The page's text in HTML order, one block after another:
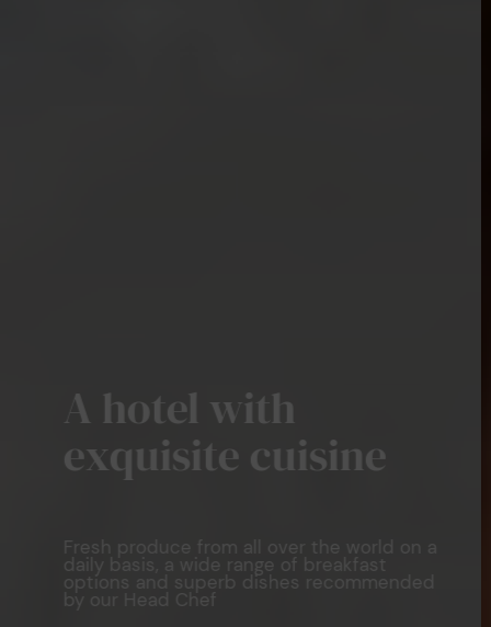
A hotel with
exquisite cuisine
Fresh produce from all over the world on a
daily basis, a wide range of breakfast
options and superb dishes recommended
by our Head Chef